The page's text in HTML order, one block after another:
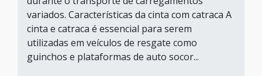
variados. Características da cinta com catraca A
cinta e catraca é essencial para serem
utilizadas em veículos de resgate como
guinchos e plataformas de auto socor...